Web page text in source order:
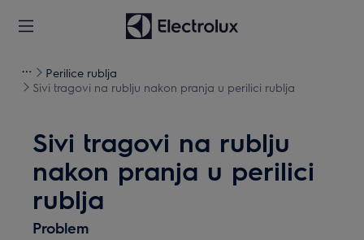
Perilice rublja
Sivi tragovi na rublju nakon pranja u perilici rublja
Sivi tragovi na rublju
nakon pranja u perilici
rublja
Problem